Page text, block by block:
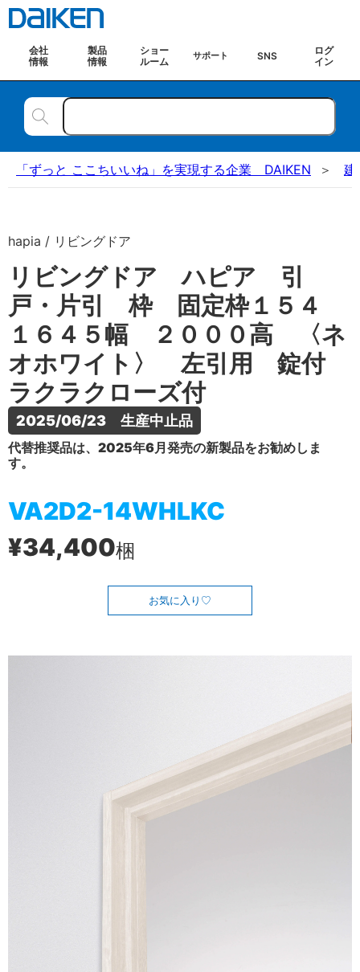
会社
情報
製品
情報
ショー
ルーム
サポート SNS
ログ
イン
「ずっと ここちいいね」を実現する企業 DAIKEN 建
hapia / リビングドア
リビングドア ハピア 引
戸・片引 枠 固定枠１５４
１６４５幅 ２０００高 〈ネ
オホワイト〉 左引用 錠付
ラクラクローズ付
2025/06/23　生産中止品
代替推奨品は、2025年6月発売の新製品をお勧めしま
す。
VA2D2-14WHLKC
¥34,400梱
お気に入り